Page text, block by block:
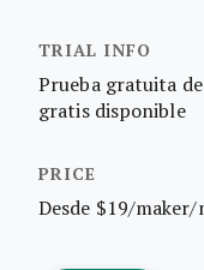
Prueba gratuita
gratis disponible
Desde $19/